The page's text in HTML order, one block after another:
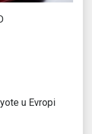
u Evropi